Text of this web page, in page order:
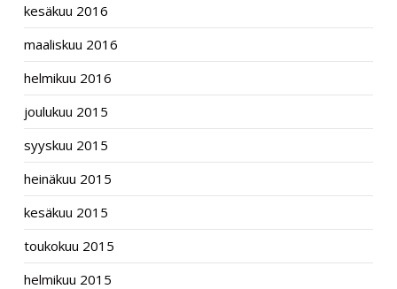
kesäkuu 2016
maaliskuu 2016
helmikuu 2016
joulukuu 2015
syyskuu 2015
heinäkuu 2015
kesäkuu 2015
toukokuu 2015
helmikuu 2015